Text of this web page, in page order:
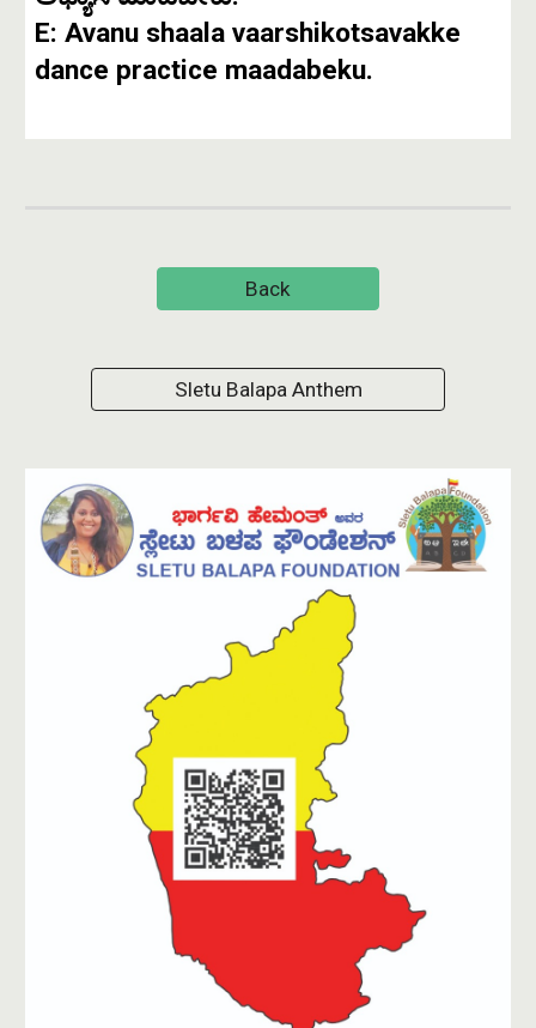
E: Avanu shaala vaarshikotsavakke
dance practice maadabeku.
Back
Sletu Balapa Anthem